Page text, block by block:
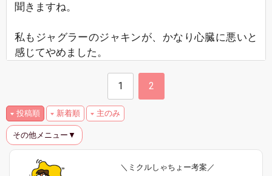
聞きますね。
私もジャグラーのジャキンが、かなり心臓に悪いと
感じてやめました。
1 2
投稿順 新着順 主のみ
その他メニュー▼
＼ミクルしゃちょー考案／